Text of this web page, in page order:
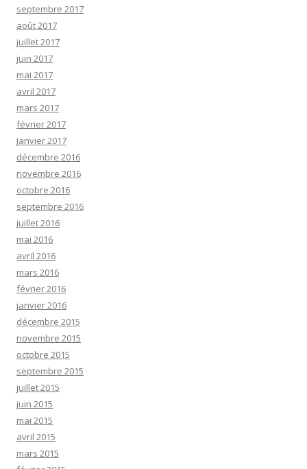
septembre 2017
août 2017
juillet 2017
juin 2017
mai 2017
avril 2017
mars 2017
février 2017
janvier 2017
décembre 2016
novembre 2016
octobre 2016
septembre 2016
juillet 2016
mai 2016
avril 2016
mars 2016
février 2016
janvier 2016
décembre 2015
novembre 2015
octobre 2015
septembre 2015
juillet 2015
juin 2015
mai 2015
avril 2015
mars 2015